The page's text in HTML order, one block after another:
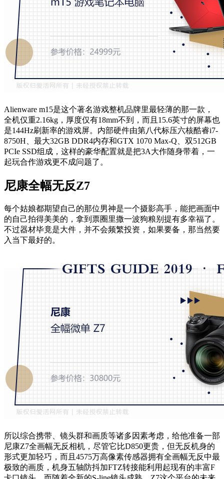
Alienware m15是这个著名游戏整机品牌里最轻薄的那一款，
全机仅重2.16kg，厚度仅有18mm不到，而且15.6英寸的屏幕也
是144Hz刷新率的游戏屏。内部硬件由第八代标压六核酷睿i7-
8750H、最大32GB DDR4内存和GTX 1070 Max-Q、双512GB
PCIe SSD组成，这样的豪华配置就是把3A大作随身带着，一
起玩合作游戏更不成问题了。
尼康全幅无反Z7
每个姑娘都期望自己的那位男神是一个摄影高手，能把画面中
的自己拍得美美的，拿到票圈里撒一波狗粮别提有多幸福了。
不过器材毕竟是大件，并不会频繁投资，如果要备，那当然要
入当下最好的。
所以综合携带、镜头群和画质等诸多因素考虑，给他准备一部
尼康Z7全画幅无反相机，尽管它比D850更贵，但无反机身的
形式更加轻巧，而且4575万高像素传感器拥有全画幅无反中最
极致的画质，机身五轴防抖加FTZ转接能利用起现有的丰富F